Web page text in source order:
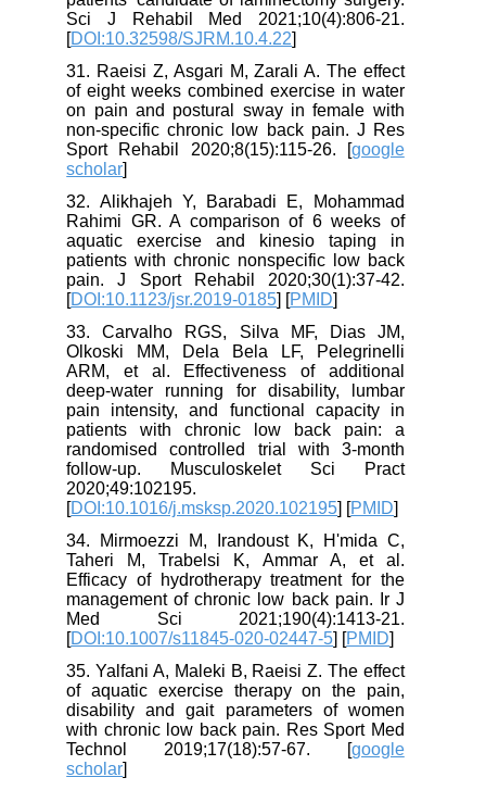
Sci J Rehabil Med 2021;10(4):806-21.
[DOI:10.32598/SJRM.10.4.22
31. Raeisi Z, Asgari M, Zarali A. The effect
of eight weeks combined exercise in water
on pain and postural sway in female with
non-specific chronic low back pain. J Res
Sport Rehabil 2020;8(15):115-26. [google
scholar
32. Alikhajeh Y, Barabadi E, Mohammad
Rahimi GR. A comparison of 6 weeks of
aquatic exercise and kinesio taping in
patients with chronic nonspecific low back
pain. J Sport Rehabil 2020;30(1):37-42.
[DOI:10.1123/jsr.2019-0185] [PMID
33. Carvalho RGS, Silva MF, Dias JM,
Olkoski MM, Dela Bela LF, Pelegrinelli
ARM, et al. Effectiveness of additional
deep-water running for disability, lumbar
pain intensity, and functional capacity in
patients with chronic low back pain: a
randomised controlled trial with 3-month
follow-up. Musculoskelet Sci Pract
2020;49:102195.
[DOI:10.1016/j.msksp.2020.102195] [PMID
34. Mirmoezzi M, Irandoust K, H'mida C,
Taheri M, Trabelsi K, Ammar A, et al.
Efficacy of hydrotherapy treatment for the
management of chronic low back pain. Ir J
Med Sci 2021;190(4):1413-21.
[DOI:10.1007/s11845-020-02447-5] [PMID
35. Yalfani A, Maleki B, Raeisi Z. The effect
of aquatic exercise therapy on the pain,
disability and gait parameters of women
with chronic low back pain. Res Sport Med
Technol 2019;17(18):57-67. [google
scholar